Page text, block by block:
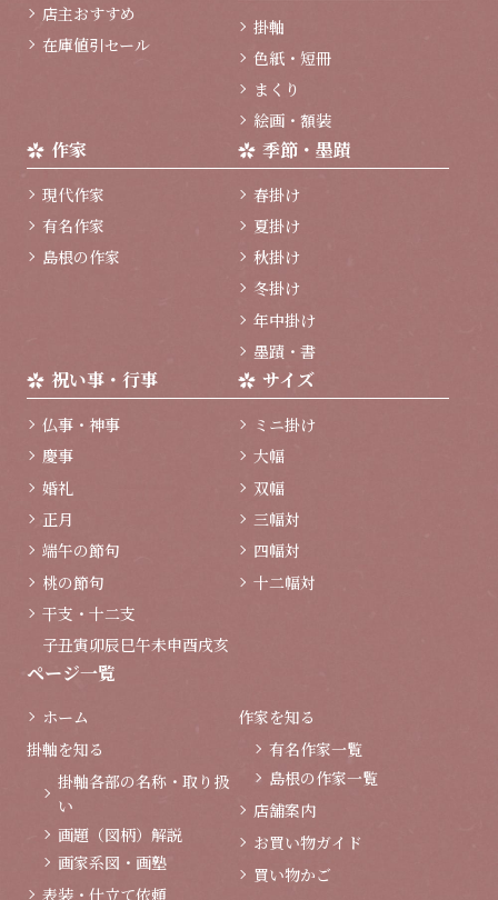
店主おすすめ
在庫値引セール
掛軸
色紙・短冊
まくり
絵画・額装
作家
現代作家
有名作家
島根の作家
季節・墨蹟
春掛け
夏掛け
秋掛け
冬掛け
年中掛け
墨蹟・書
祝い事・行事
仏事・神事
慶事
婚礼
正月
端午の節句
桃の節句
干支・十二支
子丑寅卯辰巳午未申酉戌亥
サイズ
ミニ掛け
大幅
双幅
三幅対
四幅対
十二幅対
ページ一覧
ホーム
掛軸を知る
掛軸各部の名称・取り扱
い
画題（図柄）解説
画家系図・画塾
表装・仕立て依頼
作家を知る
有名作家一覧
島根の作家一覧
店舗案内
お買い物ガイド
買い物かご